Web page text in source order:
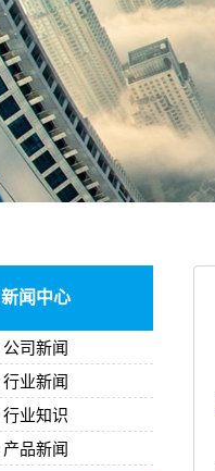
新闻中心
公司新闻
行业新闻
行业知识
产品新闻